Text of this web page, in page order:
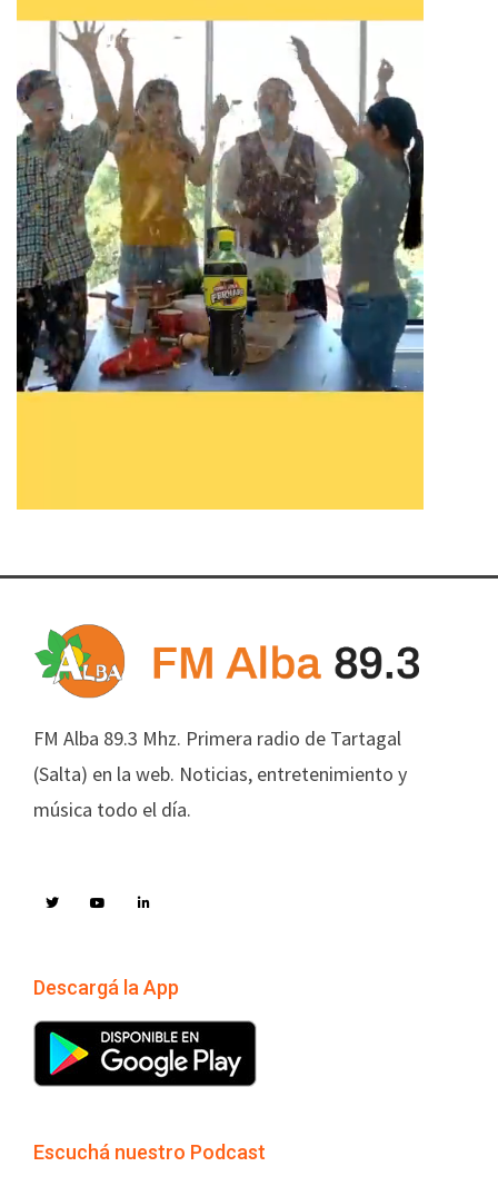
FM Alba 89.3 Mhz. Primera radio de Tartagal
(Salta) en la web. Noticias, entretenimiento y
música todo el día.
Descargá la App
Escuchá nuestro Podcast